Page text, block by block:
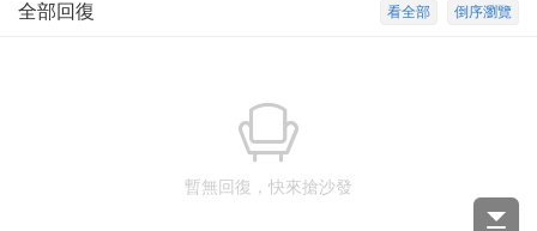
倒序瀏覽
看全部
全部回復
暫無回復，快來搶沙發